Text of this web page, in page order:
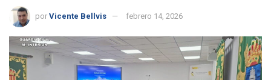
por Vicente Bellvis febrero 14, 2026